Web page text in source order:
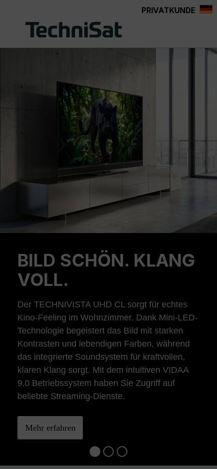
PRIVATKUNDE
BILD SCHÖN. KLANG
VOLL.
Der TECHNIVISTA UHD CL sorgt für echtes
Kino-Feeling im Wohnzimmer. Dank Mini-LED-
Technologie begeistert das Bild mit starken
Kontrasten und lebendigen Farben, während
das integrierte Soundsystem für kraftvollen,
klaren Klang sorgt. Mit dem intuitiven VIDAA
9.0 Betriebssystem haben Sie Zugriff auf
beliebte Streaming-Dienste.
Mehr erfahren
Previous